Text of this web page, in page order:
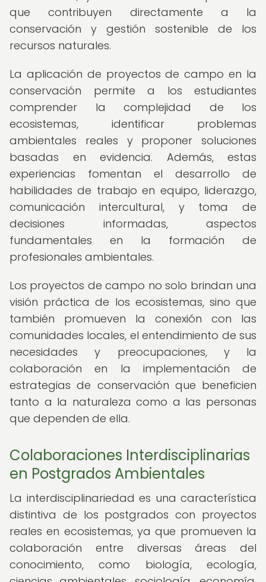
que contribuyen directamente a la
conservación y gestión sostenible de los
recursos naturales.
La aplicación de proyectos de campo en la
conservación permite a los estudiantes
comprender la complejidad de los
ecosistemas, identificar problemas
ambientales reales y proponer soluciones
basadas en evidencia. Además, estas
experiencias fomentan el desarrollo de
habilidades de trabajo en equipo, liderazgo,
comunicación intercultural, y toma de
decisiones informadas, aspectos
fundamentales en la formación de
profesionales ambientales.
Los proyectos de campo no solo brindan una
visión práctica de los ecosistemas, sino que
también promueven la conexión con las
comunidades locales, el entendimiento de sus
necesidades y preocupaciones, y la
colaboración en la implementación de
estrategias de conservación que beneficien
tanto a la naturaleza como a las personas
que dependen de ella.
Colaboraciones Interdisciplinarias
en Postgrados Ambientales
La interdisciplinariedad es una característica
distintiva de los postgrados con proyectos
reales en ecosistemas, ya que promueven la
colaboración entre diversas áreas del
conocimiento, como biología, ecología,